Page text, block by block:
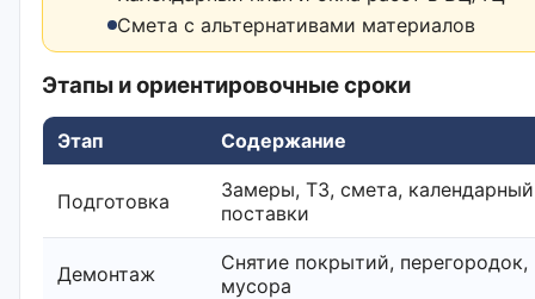
Смета с альтернативами материалов
Этапы и ориентировочные сроки
Этап Содержание
Подготовка
Замеры, ТЗ, смета,
поставки
Демонтаж
Снятие покрытий, перегородок,
мусора